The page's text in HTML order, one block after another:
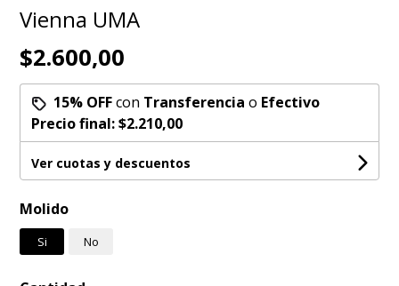
Vienna UMA
$2.600,00
15% OFFcon Transferencia o Efectivo
Precio final:$2.210,00
Ver cuotas y descuentos
Molido
Si No